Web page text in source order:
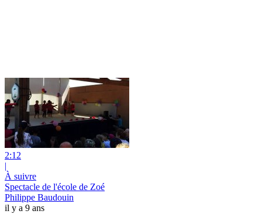
2:12
|
À suivre
Spectacle de l'école de Zoé
Philippe Baudouin
il y a 9 ans